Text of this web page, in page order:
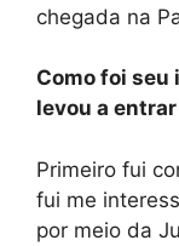
chegada na
Como foi seu
levou a
Primeiro fui
fui me
por meio da